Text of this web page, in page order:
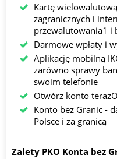
Kartę
zagranicznych i
przewalutowania1 i
Darmowe wpłaty i
Aplikację mobilną
zarówno sprawy
swoim telefonie
Otwórz konto
Konto bez Granic -
Polsce i za granicą
Zalety PKO Konta bez